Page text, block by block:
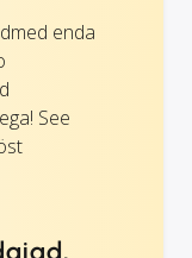
enda
See